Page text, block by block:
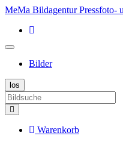
MeMa Bildagentur Pressfoto-
Bilder
Warenkorb